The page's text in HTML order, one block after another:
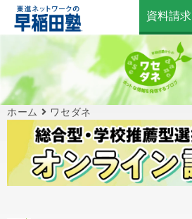
資料請求
ホーム ワセダネ